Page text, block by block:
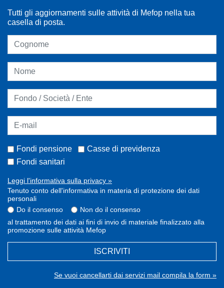
Tutti gli aggiornamenti sulle attività di Mefop nella tua
casella di posta.
Fondi pensione
Casse di previdenza
Fondi sanitari
Leggi l'informativa sulla privacy »
Tenuto conto dell'informativa in materia di protezione dei dati
personali
Do il consenso
Non do il consenso
al trattamento dei dati ai fini di invio di materiale finalizzato alla
promozione sulle attività Mefop
ISCRIVITI
Se vuoi cancellarti dai servizi mail compila la form »